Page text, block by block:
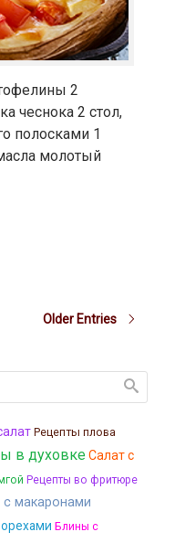
2
чеснока 2 стол,
полосками 1
молотый
Older Entries
Рецепты плова
в духовкеСалат с
Рецепты во фритюре
с макаронами
Блины с